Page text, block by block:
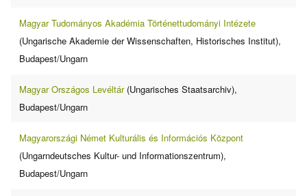
Magyar Tudományos Akadémia Történettudományi Intézete
(Ungarische Akademie der Wissenschaften, Historisches Institut),
Budapest/Ungarn
Magyar Országos Levéltár(Ungarisches Staatsarchiv),
Budapest/Ungarn
Magyarországi Német Kulturális és Információs Központ
(Ungarndeutsches Kultur- und Informationszentrum),
Budapest/Ungarn